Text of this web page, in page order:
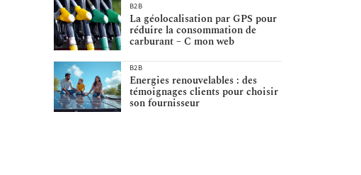
B2B
La géolocalisation par GPS pour
réduire la consommation de
carburant – C mon web
B2B
Energies renouvelables : des
témoignages clients pour choisir
son fournisseur